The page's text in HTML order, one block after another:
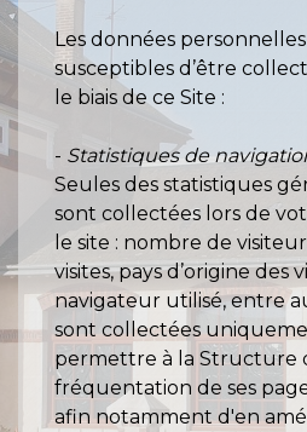
Les données
susceptibles d’être
le biais de ce Site :
- Statistiques de
Seules des statistiques
sont collectées lors de
le site : nombre de
visites, pays d’origine des
navigateur utilisé, entre
sont collectées
permettre à la Structure
fréquentation de ses
afin notamment d'en